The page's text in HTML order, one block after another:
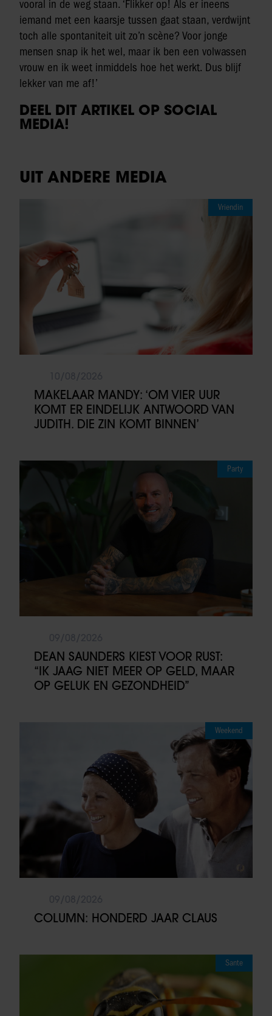
vooral in de weg staan. ‘Flikker op! Als er ineens
iemand met een kaarsje tussen gaat staan, verdwijnt
toch alle spontaniteit uit zo’n scène? Voor jonge
mensen snap ik het wel, maar ik ben een volwassen
vrouw en ik weet inmiddels hoe het werkt. Dus blijf
lekker van me af!’
DEEL DIT ARTIKEL OP SOCIAL
MEDIA!
UIT ANDERE MEDIA
Vriendin
MAKELAAR MANDY: ‘OM VIER UUR
KOMT ER EINDELIJK ANTWOORD VAN
JUDITH. DIE ZIN KOMT BINNEN’
Party
DEAN SAUNDERS KIEST VOOR RUST:
“IK JAAG NIET MEER OP GELD, MAAR
OP GELUK EN GEZONDHEID”
Weekend
COLUMN: HONDERD JAAR CLAUS
Sante